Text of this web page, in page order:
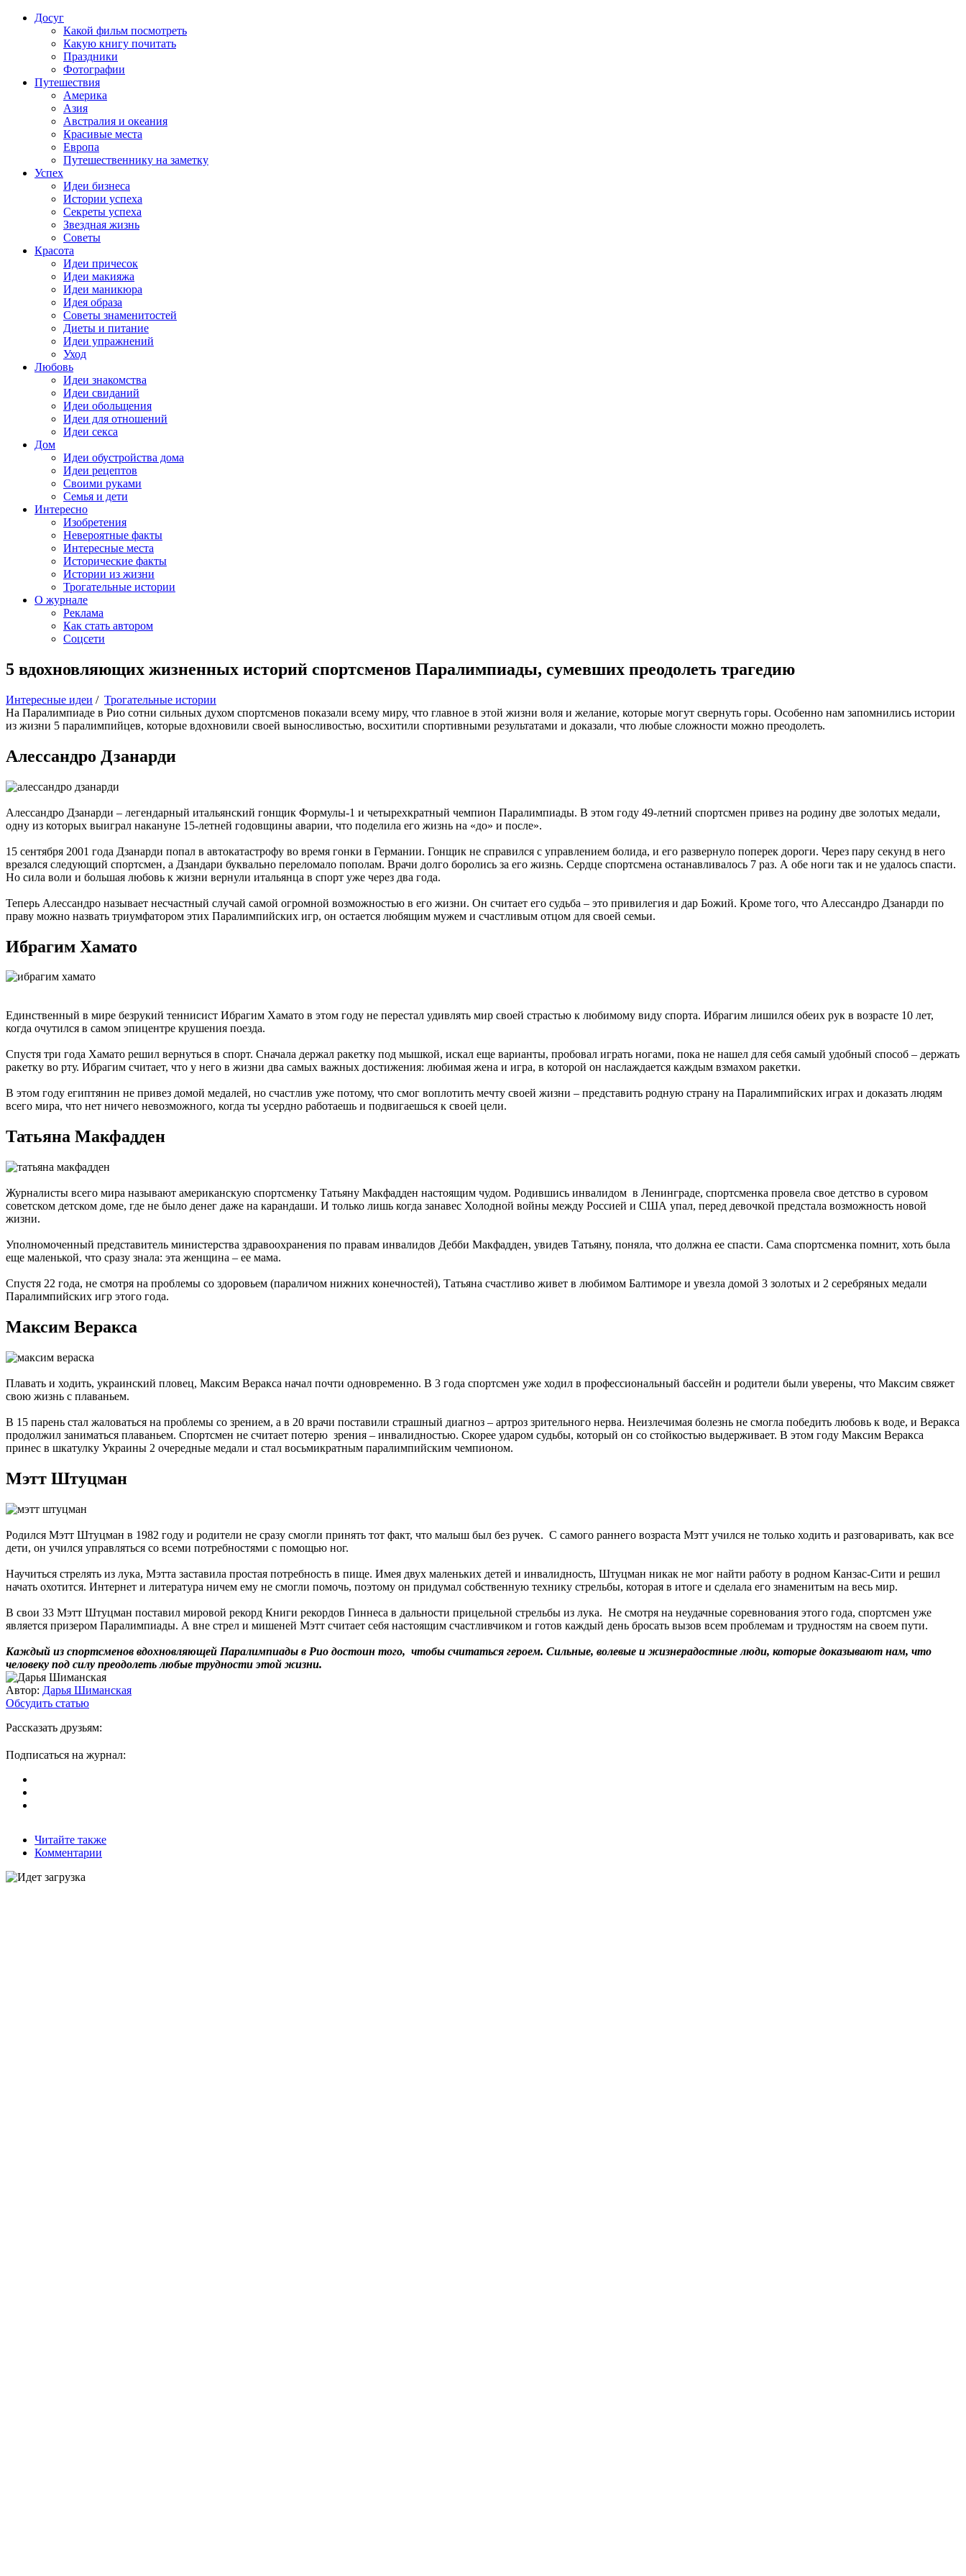
Досуг
Какой фильм посмотреть
Какую книгу почитать
Праздники
Фотографии
Путешествия
Америка
Азия
Австралия и океания
Красивые места
Европа
Путешественнику на заметку
Успех
Идеи бизнеса
Истории успеха
Секреты успеха
Звездная жизнь
Советы
Красота
Идеи причесок
Идеи макияжа
Идеи маникюра
Идея образа
Советы знаменитостей
Диеты и питание
Идеи упражнений
Уход
Любовь
Идеи знакомства
Идеи свиданий
Идеи обольщения
Идеи для отношений
Идеи секса
Дом
Идеи обустройства дома
Идеи рецептов
Своими руками
Семья и дети
Интересно
Изобретения
Невероятные факты
Интересные места
Исторические факты
Истории из жизни
Трогательные истории
О журнале
Реклама
Как стать автором
Соцсети
5 вдохновляющих жизненных историй спортсменов Паралимпиады, сумевших преодолеть трагедию
Интересные идеи / Трогательные истории
На Паралимпиаде в Рио сотни сильных духом спортсменов показали всему миру, что главное в этой жизни воля и желание, которые могут свернуть горы. Особенно нам запомнились истории
из жизни 5 паралимпийцев, которые вдохновили своей выносливостью, восхитили спортивными результатами и доказали, что любые сложности можно преодолеть.
Алессандро Дзанарди
Алессандро Дзанарди – легендарный итальянский гонщик Формулы-1 и четырехкратный чемпион Паралимпиады. В этом году 49-летний спортсмен привез на родину две золотых медали,
одну из которых выиграл накануне 15-летней годовщины аварии, что поделила его жизнь на «до» и после».
15 сентября 2001 года Дзанарди попал в автокатастрофу во время гонки в Германии. Гонщик не справился с управлением болида, и его развернуло поперек дороги. Через пару секунд в него
врезался следующий спортсмен, а Дзандари буквально переломало пополам. Врачи долго боролись за его жизнь. Сердце спортсмена останавливалось 7 раз. А обе ноги так и не удалось спасти.
Но сила воли и большая любовь к жизни вернули итальянца в спорт уже через два года.
Теперь Алессандро называет несчастный случай самой огромной возможностью в его жизни. Он считает его судьба – это привилегия и дар Божий. Кроме того, что Алессандро Дзанарди по
праву можно назвать триумфатором этих Паралимпийских игр, он остается любящим мужем и счастливым отцом для своей семьи.
Ибрагим Хамато
Единственный в мире безрукий теннисист Ибрагим Хамато в этом году не перестал удивлять мир своей страстью к любимому виду спорта. Ибрагим лишился обеих рук в возрасте 10 лет,
когда очутился в самом эпицентре крушения поезда.
Спустя три года Хамато решил вернуться в спорт. Сначала держал ракетку под мышкой, искал еще варианты, пробовал играть ногами, пока не нашел для себя самый удобный способ – держать
ракетку во рту. Ибрагим считает, что у него в жизни два самых важных достижения: любимая жена и игра, в которой он наслаждается каждым взмахом ракетки.
В этом году египтянин не привез домой медалей, но счастлив уже потому, что смог воплотить мечту своей жизни – представить родную страну на Паралимпийских играх и доказать людям
всего мира, что нет ничего невозможного, когда ты усердно работаешь и подвигаешься к своей цели.
Татьяна Макфадден
Журналисты всего мира называют американскую спортсменку Татьяну Макфадден настоящим чудом. Родившись инвалидом в Ленинграде, спортсменка провела свое детство в суровом
советском детском доме, где не было денег даже на карандаши. И только лишь когда занавес Холодной войны между Россией и США упал, перед девочкой предстала возможность новой
жизни.
Уполномоченный представитель министерства здравоохранения по правам инвалидов Дебби Макфадден, увидев Татьяну, поняла, что должна ее спасти. Сама спортсменка помнит, хоть была
еще маленькой, что сразу знала: эта женщина – ее мама.
Спустя 22 года, не смотря на проблемы со здоровьем (параличом нижних конечностей), Татьяна счастливо живет в любимом Балтиморе и увезла домой 3 золотых и 2 серебряных медали
Паралимпийских игр этого года.
Максим Веракса
Плавать и ходить, украинский пловец, Максим Веракса начал почти одновременно. В 3 года спортсмен уже ходил в профессиональный бассейн и родители были уверены, что Максим свяжет
свою жизнь с плаваньем.
В 15 парень стал жаловаться на проблемы со зрением, а в 20 врачи поставили страшный диагноз – артроз зрительного нерва. Неизлечимая болезнь не смогла победить любовь к воде, и Веракса
продолжил заниматься плаваньем. Спортсмен не считает потерю зрения – инвалидностью. Скорее ударом судьбы, который он со стойкостью выдерживает. В этом году Максим Веракса
принес в шкатулку Украины 2 очередные медали и стал восьмикратным паралимпийским чемпионом.
Мэтт Штуцман
Родился Мэтт Штуцман в 1982 году и родители не сразу смогли принять тот факт, что малыш был без ручек. С самого раннего возраста Мэтт учился не только ходить и разговаривать, как все
дети, он учился управляться со всеми потребностями с помощью ног.
Научиться стрелять из лука, Мэтта заставила простая потребность в пище. Имея двух маленьких детей и инвалидность, Штуцман никак не мог найти работу в родном Канзас-Сити и решил
начать охотится. Интернет и литература ничем ему не смогли помочь, поэтому он придумал собственную технику стрельбы, которая в итоге и сделала его знаменитым на весь мир.
В свои 33 Мэтт Штуцман поставил мировой рекорд Книги рекордов Гиннеса в дальности прицельной стрельбы из лука. Не смотря на неудачные соревнования этого года, спортсмен уже
является призером Паралимпиады. А вне стрел и мишеней Мэтт считает себя настоящим счастливчиком и готов каждый день бросать вызов всем проблемам и трудностям на своем пути.
Каждый из спортсменов вдохновляющей Паралимпиады в Рио достоин того, чтобы считаться героем. Сильные, волевые и жизнерадостные люди, которые доказывают нам, что
человеку под силу преодолеть любые трудности этой жизни.
Автор: Дарья Шиманская
Обсудить статью
Рассказать друзьям:
Подписаться на журнал:
Читайте также
Комментарии